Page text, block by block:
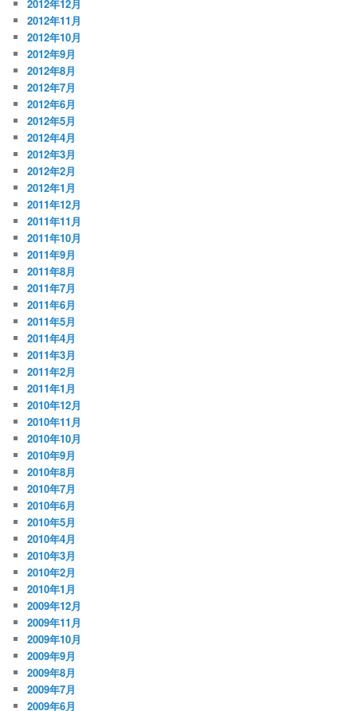
2012年12月
2012年11月
2012年10月
2012年9月
2012年8月
2012年7月
2012年6月
2012年5月
2012年4月
2012年3月
2012年2月
2012年1月
2011年12月
2011年11月
2011年10月
2011年9月
2011年8月
2011年7月
2011年6月
2011年5月
2011年4月
2011年3月
2011年2月
2011年1月
2010年12月
2010年11月
2010年10月
2010年9月
2010年8月
2010年7月
2010年6月
2010年5月
2010年4月
2010年3月
2010年2月
2010年1月
2009年12月
2009年11月
2009年10月
2009年9月
2009年8月
2009年7月
2009年6月